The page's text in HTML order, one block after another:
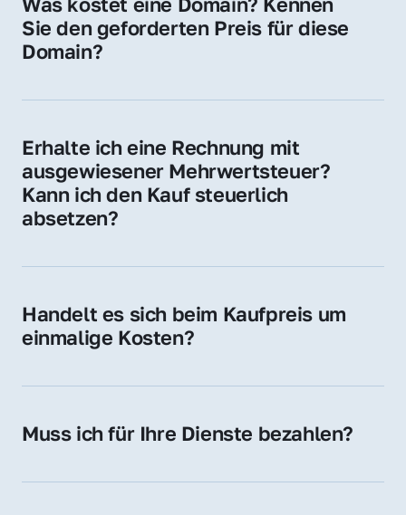
Adressen oder als digitale Investition.
Sie den geforderten Preis für diese
Domain?
Domain liegt ein konkreter Kaufpreis vor –
unverbindliches Angebot.
Erhalte ich eine Rechnung mit
ausgewiesener Mehrwertsteuer?
Kann ich den Kauf steuerlich
absetzen?
Für Unternehmen ist der Kauf in der Regel
Handelt es sich beim Kaufpreis um
einmalige Kosten?
späteren Betrieb der Domain (z. B. beim
Gebühren an. Diese bewegen sich für .de
Muss ich für Ihre Dienste bezahlen?
der Domain – ohne zusätzliche Vermittlungs-